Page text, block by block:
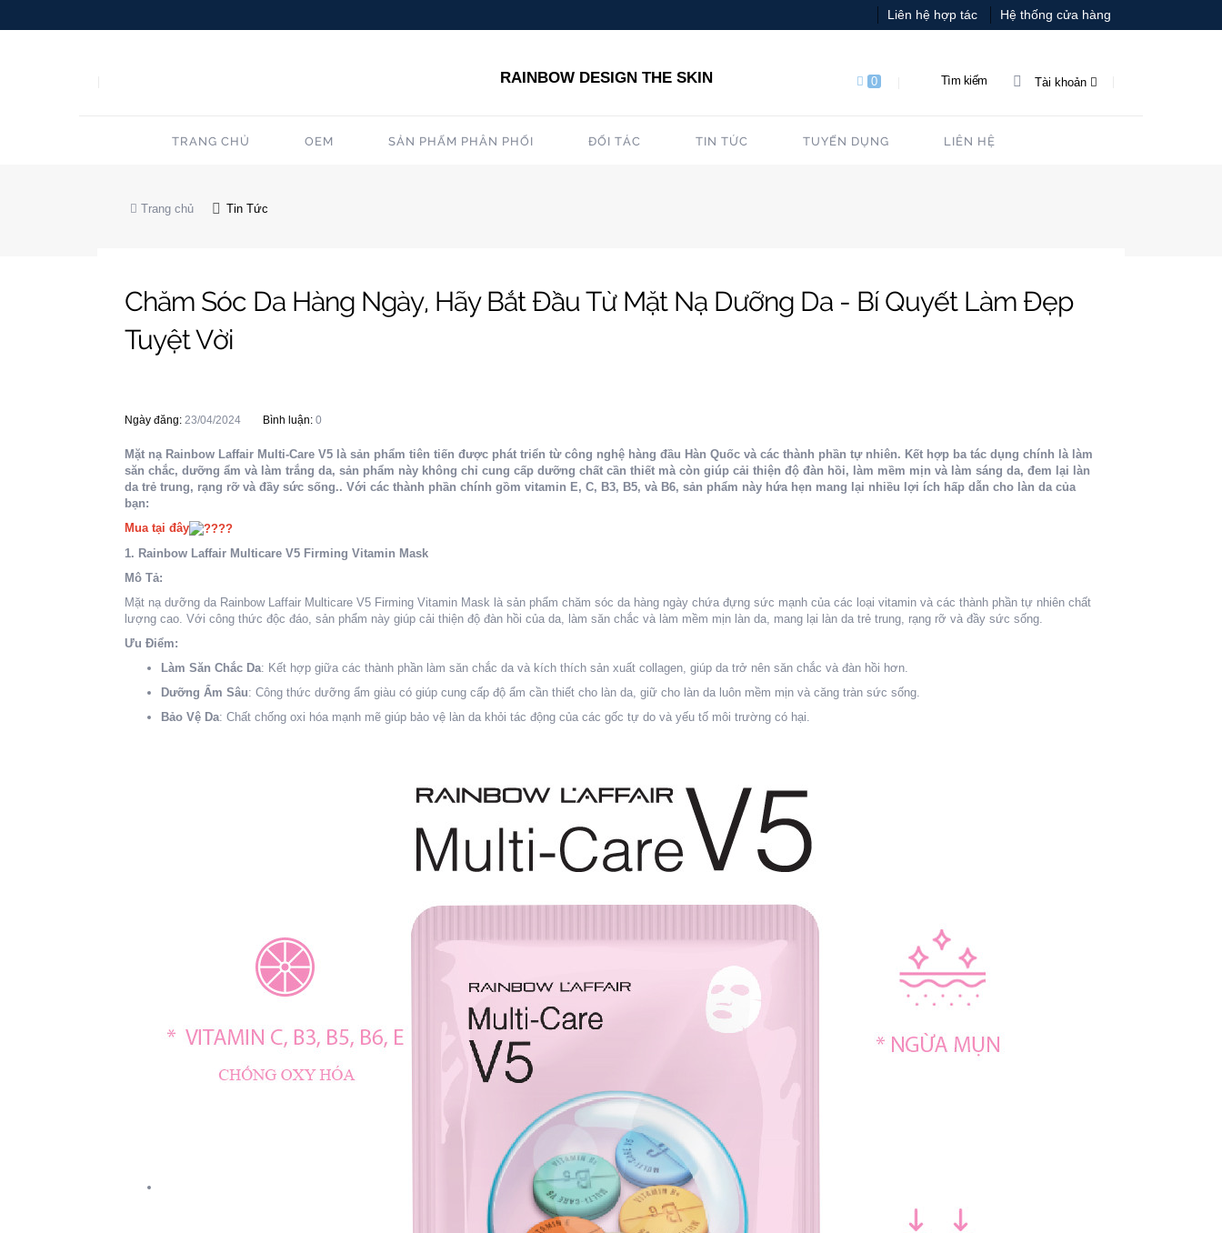
Liên hệ hợp tác Hệ thống cửa hàng
RAINBOW DESIGN THE SKIN Tài khoản
Tìm kiếm
0
TRANG CHỦ OEM SẢN PHẨM PHÂN PHỐI ĐỐI TÁC TIN TỨC TUYỂN DỤNG LIÊN HỆ
Trang chủ Tin Tức
Chăm Sóc Da Hàng Ngày, Hãy Bắt Đầu Từ Mặt Nạ Dưỡng Da - Bí Quyết Làm Đẹp
Tuyệt Vời
Ngày đăng: 23/04/2024 Bình luận: 0
Mặt nạ Rainbow Laffair Multi-Care V5 là sản phẩm tiên tiến được phát triển từ công nghệ hàng đầu Hàn Quốc và các thành phần tự nhiên. Kết hợp ba tác dụng chính là làm
săn chắc, dưỡng ẩm và làm trắng da, sản phẩm này không chỉ cung cấp dưỡng chất cần thiết mà còn giúp cải thiện độ đàn hồi, làm mềm mịn và làm sáng da, đem lại làn
da trẻ trung, rạng rỡ và đầy sức sống.. Với các thành phần chính gồm vitamin E, C, B3, B5, và B6, sản phẩm này hứa hẹn mang lại nhiều lợi ích hấp dẫn cho làn da của
bạn:
Mua tại đây
1. Rainbow Laffair Multicare V5 Firming Vitamin Mask
Mô Tả:
Mặt nạ dưỡng da Rainbow Laffair Multicare V5 Firming Vitamin Mask là sản phẩm chăm sóc da hàng ngày chứa đựng sức mạnh của các loại vitamin và các thành phần tự nhiên chất
lượng cao. Với công thức độc đáo, sản phẩm này giúp cải thiện độ đàn hồi của da, làm săn chắc và làm mềm mịn làn da, mang lại làn da trẻ trung, rạng rỡ và đầy sức sống.
Ưu Điểm:
Làm Săn Chắc Da: Kết hợp giữa các thành phần làm săn chắc da và kích thích sản xuất collagen, giúp da trở nên săn chắc và đàn hồi hơn.
Dưỡng Ẩm Sâu: Công thức dưỡng ẩm giàu có giúp cung cấp độ ẩm cần thiết cho làn da, giữ cho làn da luôn mềm mịn và căng tràn sức sống.
Bảo Vệ Da: Chất chống oxi hóa mạnh mẽ giúp bảo vệ làn da khỏi tác động của các gốc tự do và yếu tố môi trường có hại.